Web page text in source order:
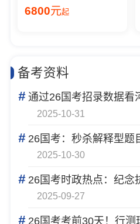
6800元起
备考资料
#通过26国考招录数据看
2025-10-31
#26国考：秒杀解释型题
2025-10-30
#26国考时政热点：纪念
2025-09-27
#26国考考前30天！行测